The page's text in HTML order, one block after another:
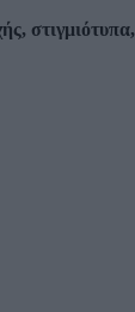
στιγμιότυπα,